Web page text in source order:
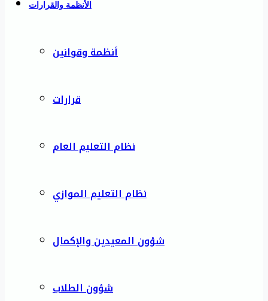
الأنظمة والقرارات
أنظمة وقوانين
قرارات
نظام التعليم العام
نظام التعليم الموازي
شؤون المعيدين والإكمال
شؤون الطلاب